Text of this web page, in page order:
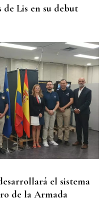
Lis en su debut
el sistema
de la Armada